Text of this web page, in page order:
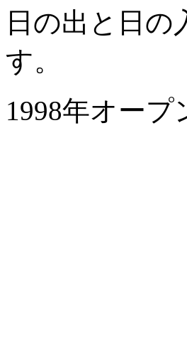
日の出と日
す。
1998年オープ